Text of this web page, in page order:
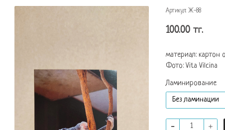
Артикул: Ж-88
100.00 тг.
материал: картон
Фото: Vita Vilcina
Ламинирование